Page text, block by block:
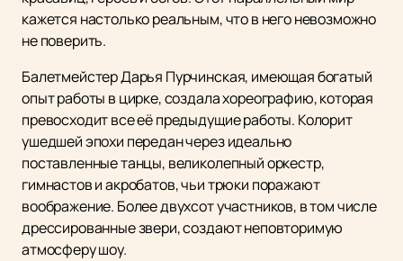
кажется настолько реальным, что в него невозможно
не поверить.
Балетмейстер Дарья Пурчинская, имеющая богатый
опыт работы в цирке, создала хореографию, которая
превосходит все её предыдущие работы. Колорит
ушедшей эпохи передан через идеально
поставленные танцы, великолепный оркестр,
гимнастов и акробатов, чьи трюки поражают
воображение. Более двухсот участников, в том числе
дрессированные звери, создают неповторимую
атмосферу шоу.